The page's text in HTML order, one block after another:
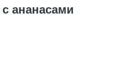
ананасами